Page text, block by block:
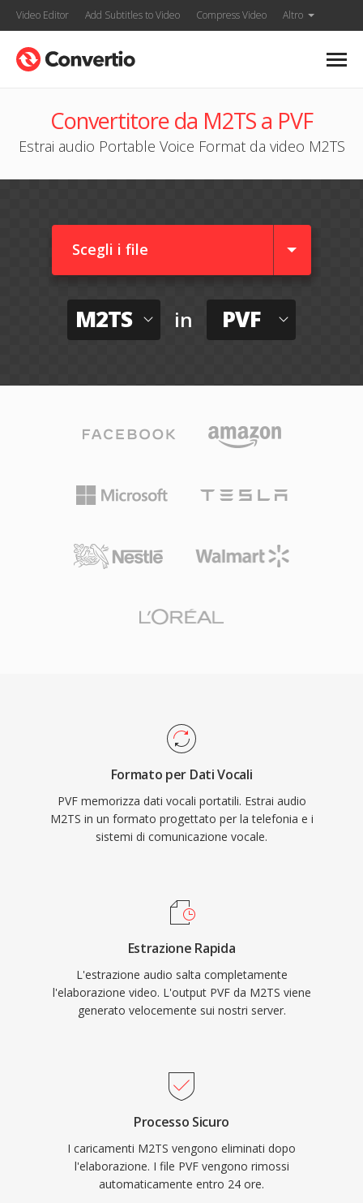
Video Editor Add Subtitles to Video Compress Video Altro
Convertitore da M2TS a PVF
Estrai audio Portable Voice Format da video M2TS
Scegli i file
M2TS in PVF
Formato per Dati Vocali
PVF memorizza dati vocali portatili. Estrai audio
M2TS in un formato progettato per la telefonia e i
sistemi di comunicazione vocale.
Estrazione Rapida
L'estrazione audio salta completamente
l'elaborazione video. L'output PVF da M2TS viene
generato velocemente sui nostri server.
Processo Sicuro
I caricamenti M2TS vengono eliminati dopo
l'elaborazione. I file PVF vengono rimossi
automaticamente entro 24 ore.